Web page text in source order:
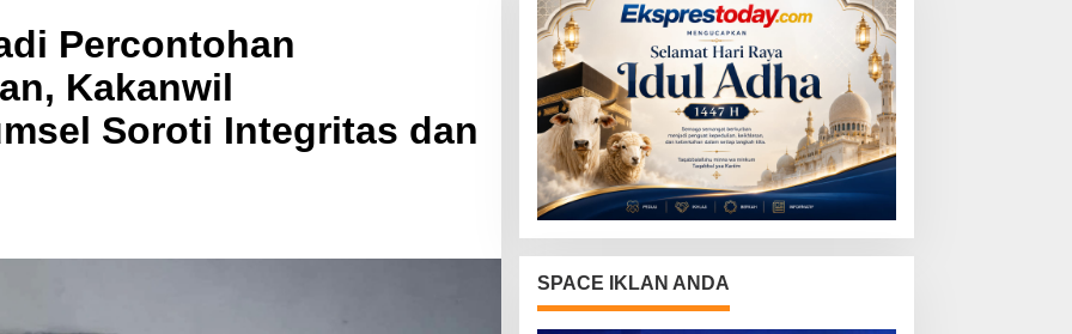
Percontohan
Kakanwil
Soroti Integritas dan
SPACE IKLAN ANDA